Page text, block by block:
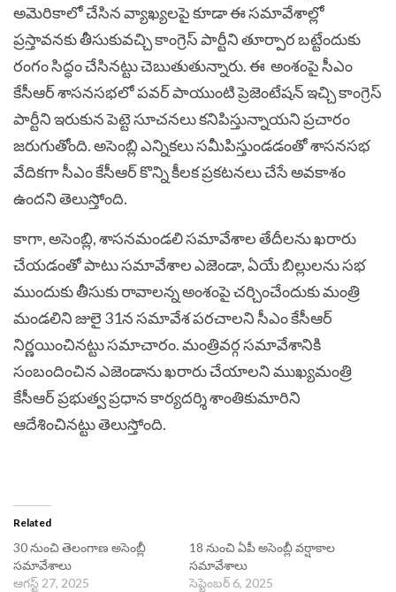
అమెరికాలో చేసిన వ్యాఖ్యలపై కూడా ఈ సమావేశాల్లో
ప్రస్తావనకు తీసుకువచ్చి కాంగ్రెస్‌ పార్టీని తూర్పార బట్టేందుకు
రంగం సిద్ధం చేసినట్టు చెబుతుతున్నారు. ఈ అంశంపై సీఎం
కేసీఆర్‌ శాసనసభలో పవర్‌ పాయుంటి ప్రెజెంటేషన్‌ ఇచ్చి కాంగ్రెస్‌
పార్టీని ఇరుకున పెట్టె సూచనలు కనిపిస్తున్నాయని ప్రచారం
జరుగుతోంది. అసెంబ్లి ఎన్నికలు సమీపిస్తుండడంతో శాసనసభ
వేదికగా సీఎం కేసీఆర్‌ కొన్ని కీలక ప్రకటనలు చేసే అవకాశం
ఉందని తెలుస్తోంది.
కాగా, అసెంబ్లి, శాసనమండలి సమావేశాల తేదీలను ఖరారు
చేయడంతో పాటు సమావేశాల ఎజెండా, ఏయే బిల్లులను సభ
ముందుకు తీసుకు రావాలన్న అంశంపై చర్చించేందుకు మంత్రి
మండలిని జులై 31న సమావేశ పరచాలని సీఎం కేసీఆర్‌
నిర్ణయించినట్టు సమాచారం. మంత్రివర్గ సమావేశానికి
సంబందించిన ఎజెండాను ఖరారు చేయాలని ముఖ్యమంత్రి
కేసీఆర్‌ ప్రభుత్వ ప్రధాన కార్యదర్శి శాంతికుమారిని
ఆదేశించినట్టు తెలుస్తోంది.
Related
30 నుంచి తెలంగాణ అసెంబ్లీ
సమావేశాలు
ఆగస్ట్ 27, 2025
18 నుంచి ఏపీ అసెంబ్లీ వర్షాకాల
సమావేశాలు
సెప్టెంబర్ 6, 2025